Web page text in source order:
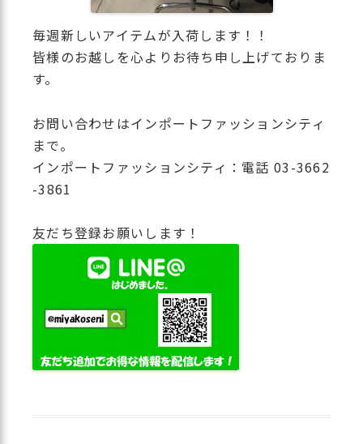
毎週新しいアイテムが入荷します！！
皆様のお越しを心よりお待ち申し上げておりま
す。
お問い合わせはインポートファッションシティ
まで。
インポートファッションシティ：電話 03-3662
-3861
友だち登録お願いします！